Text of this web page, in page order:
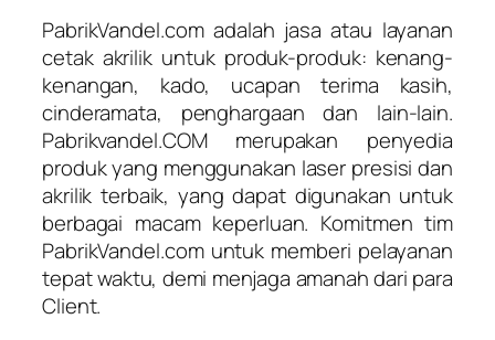
PabrikVandel.com adalah jasa atau layanan
cetak akrilik untuk produk-produk: kenang-
kenangan, kado, ucapan terima kasih,
cinderamata, penghargaan dan lain-lain.
Pabrikvandel.COM merupakan penyedia
produk yang menggunakan laser presisi dan
akrilik terbaik, yang dapat digunakan untuk
berbagai macam keperluan. Komitmen tim
PabrikVandel.com untuk memberi pelayanan
tepat waktu, demi menjaga amanah dari para
Client.